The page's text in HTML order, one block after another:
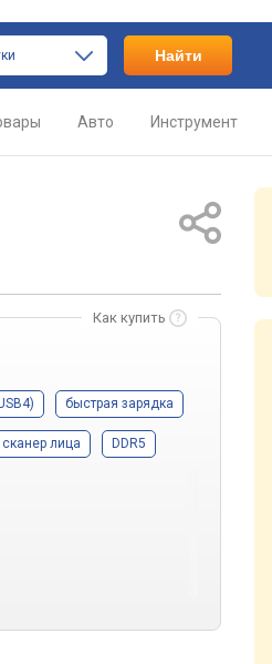
Найти
Авто Инструмент
Как купить
быстрая зарядка
сканер лица DDR5